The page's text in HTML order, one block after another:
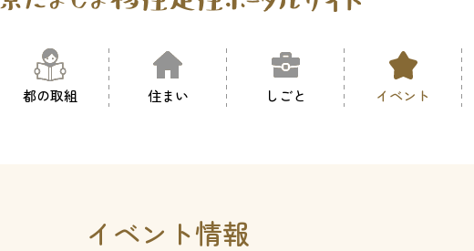
都の取組 住まい しごと イベント
イベント情報